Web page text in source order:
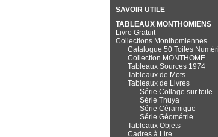
SAVOIR UTILE
TABLEAUX MONTHOMIENS
Livre Gratuit
Collections Monthomiennes
Catalogue 50 Toiles
Collection MONTHOME
Tableaux Sources 1974
Tableaux de Mots
Tableaux de Livres
Série Collage sur toile
Série Thuya
Série Céramique
Série Géométrie
Tableaux Objets
Cadres à Lire